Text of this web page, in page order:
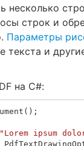
несколько
строк и
Параметры
текста и
на C#:
();
"Lorem ipsum